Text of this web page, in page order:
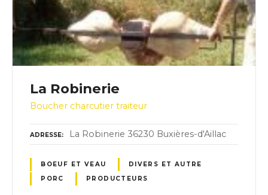
La Robinerie
Boucher charcutier traiteur
ADRESSE La Robinerie 36230 Buxières-d'Aillac
BOEUF ET VEAU
DIVERS ET AUTRE
PORC
PRODUCTEURS